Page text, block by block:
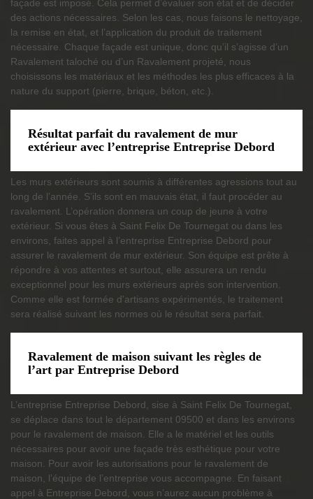
façade est imposé. Cela permet d’évaluer son état et de décider
des actions nécessaires. Selon les cas, nous faisons le nettoyage,
la remise en état, et l’application du produit de traitement
nécessaire. Chaque façade est unique, donc qu’il s’agisse d’un
Ravalement taloché ou d’un Ravalement projeté, nous
choisissons les matériaux et les méthodes les plus efficaces à la
nature du support (pierre, brique, béton, etc.).
Résultat parfait du ravalement de mur
extérieur avec l’entreprise Entreprise Debord
Les murs extérieurs sont soumis à différentes agressions tout au
long de l’année. S’ils sont en mauvais état, il faut procéder au
ravalement. L’opération donnera un coup de jeune à votre
extérieur. Si vous êtes à Saint Felix De Tournegat ou dans les
environs, faites appel à l’entreprise Entreprise Debord pour
assurer le ravalement de mur extérieur. Son équipe est prête à
répondre à vos attentes et surtout, elle assurera un rendu
exceptionnel pour les murs extérieurs après son intervention.
Comme elle est formée d'artisans expérimentés, le traitement
sera réalisé suivant les normes où le résultat sera parfait.
Ravalement de maison suivant les règles de
l’art par Entreprise Debord
L’entreprise Entreprise Debord, sise à Saint Felix De Tournegat,
se déplace dans tout le département 09500 et dans les environs
pour le ravalement de maison. Elle a le matériel et les outils
nécessaires pour avoir une façade très esthétique pour votre
maison. Pour avoir les autorisations pour le ravalement de
maison, l’équipe de l’entreprise vous accompagne. En faisant
appel à Entreprise Debord, vous n’aurez aucun problème à